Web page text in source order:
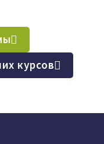
курсов